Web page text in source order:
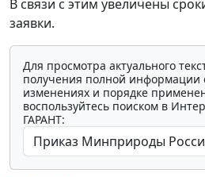
В связи с этим увеличены
заявки.
Для просмотра актуального
получения полной информации
изменениях и порядке
воспользуйтесь поиском в
ГАРАНТ: